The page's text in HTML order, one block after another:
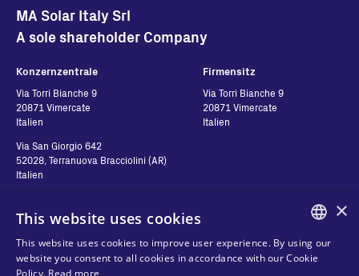
MA Solar Italy Srl
A sole shareholder Company
Konzernzentrale
Via Torri Bianche 9
20871 Vimercate
Italien
Via San Giorgio 642
52028, Terranuova Bracciolini (AR)
Italien
Firmensitz
Via Torri Bianche 9
20871 Vimercate
Italien
Kontakt
Kontakt
Folgen Sie uns
ENGLISH
×
This website uses cookies
This website uses cookies to improve user experience. By using our
website you consent to all cookies in accordance with our Cookie
Policy. Read more